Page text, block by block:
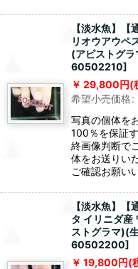
【淡水魚】
リオウアウペ
(アピストグ
60502210]
29,800円(
希望小売価格:
写真の個体を
100％を保証
終画像判断で
体をお送りい
ご確認お願い
【淡水魚】
タ イリニダ産
ストグラマ)(
60502200]
19,800円(